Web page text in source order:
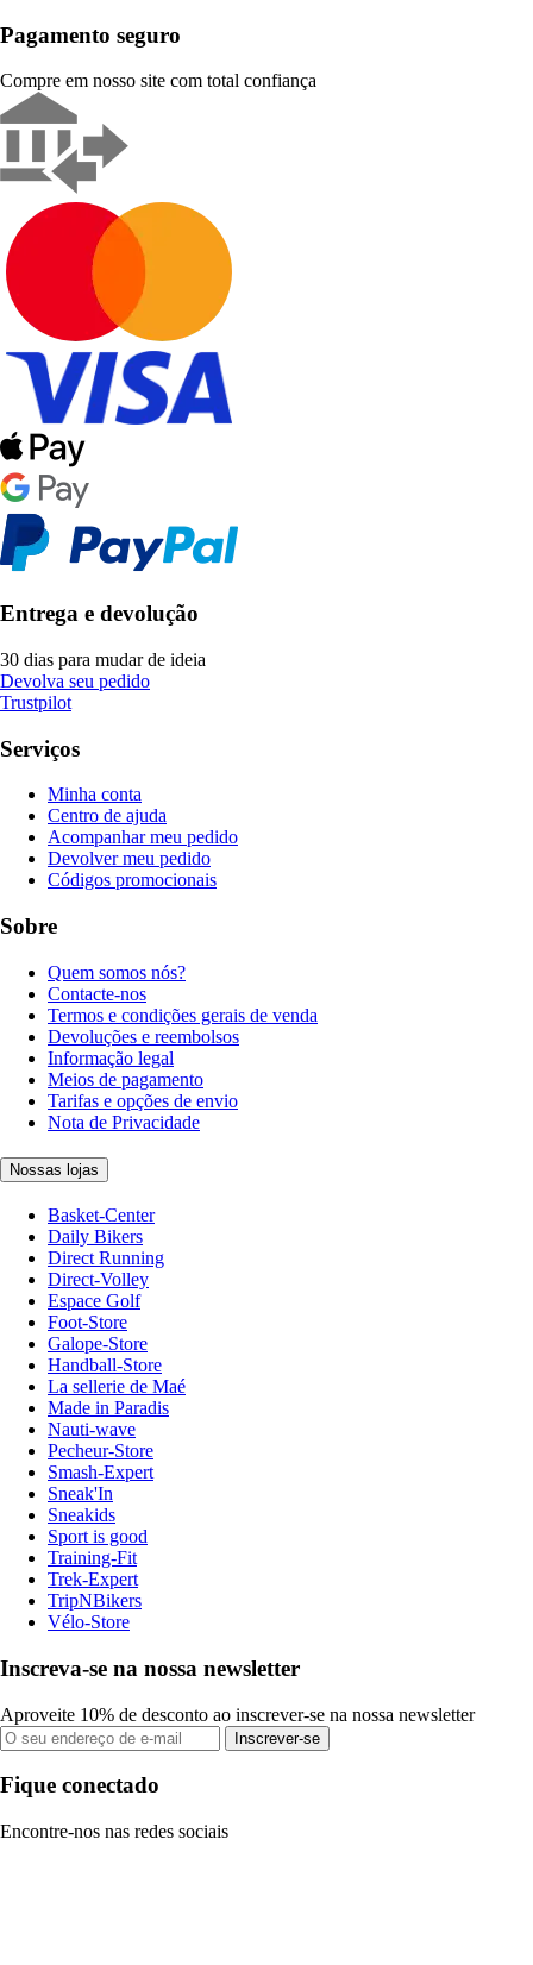
Pagamento seguro
Compre em nosso site com total confiança
Entrega e devolução
30 dias para mudar de ideia
Devolva seu pedido
Trustpilot
Serviços
Minha conta
Centro de ajuda
Acompanhar meu pedido
Devolver meu pedido
Códigos promocionais
Sobre
Quem somos nós?
Contacte-nos
Termos e condições gerais de venda
Devoluções e reembolsos
Informação legal
Meios de pagamento
Tarifas e opções de envio
Nota de Privacidade
Nossas lojas
Basket-Center
Daily Bikers
Direct Running
Direct-Volley
Espace Golf
Foot-Store
Galope-Store
Handball-Store
La sellerie de Maé
Made in Paradis
Nauti-wave
Pecheur-Store
Smash-Expert
Sneak'In
Sneakids
Sport is good
Training-Fit
Trek-Expert
TripNBikers
Vélo-Store
Inscreva-se na nossa newsletter
Aproveite 10% de desconto ao inscrever-se na nossa newsletter
Inscrever-se
Fique conectado
Encontre-nos nas redes sociais